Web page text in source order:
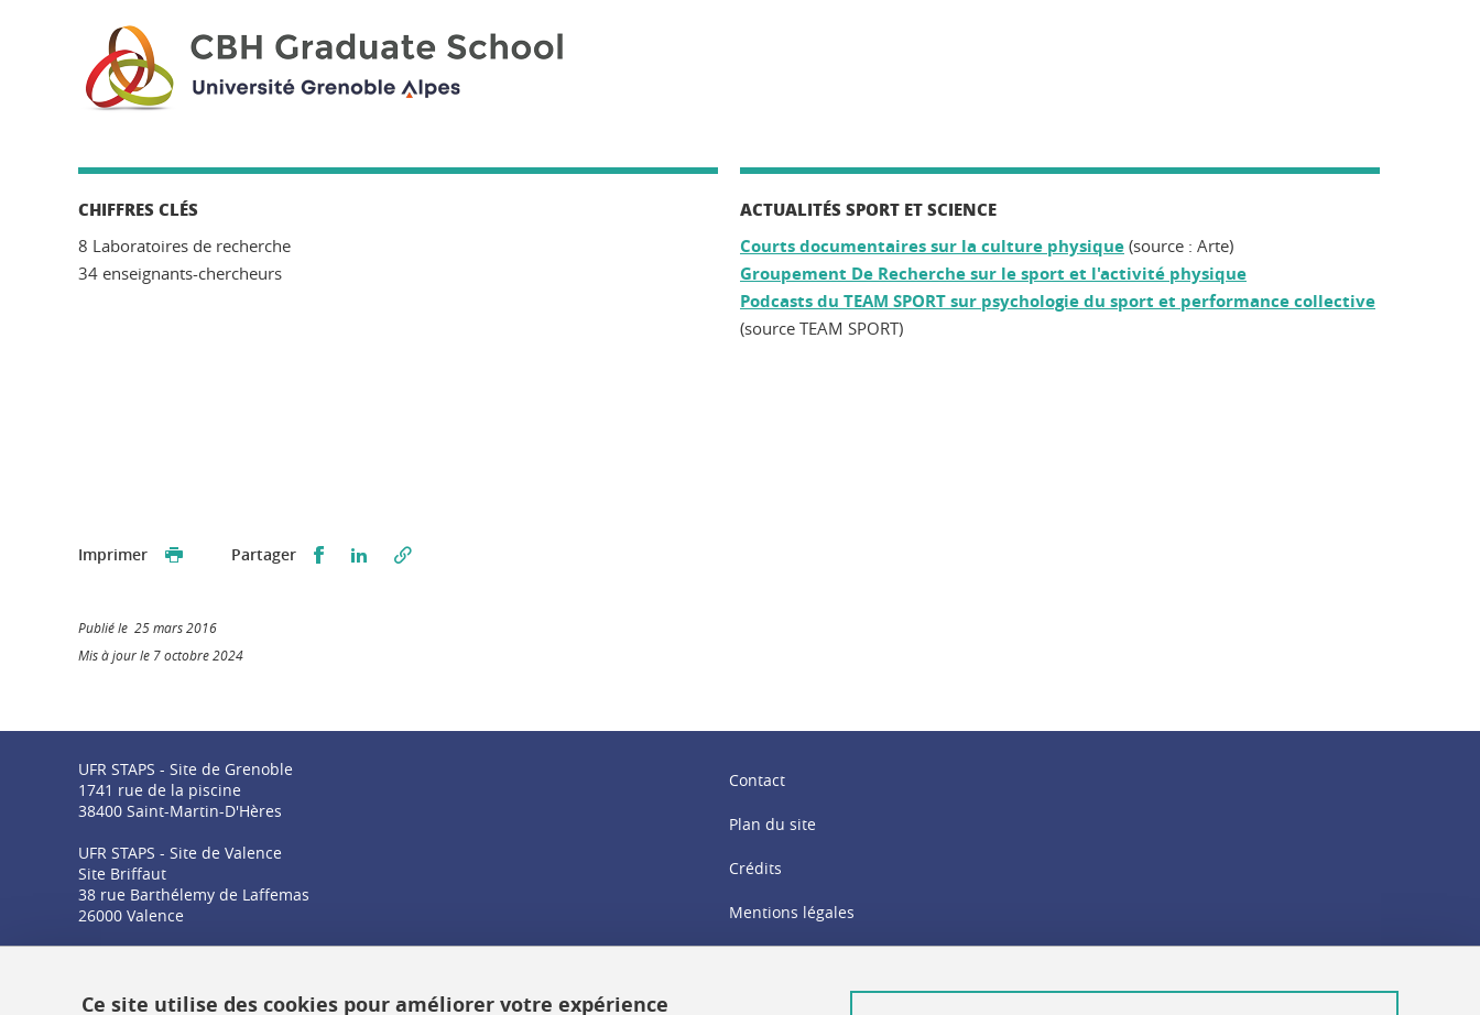
CHIFFRES CLÉS
8 Laboratoires de recherche
34 enseignants-chercheurs
ACTUALITÉS SPORT ET SCIENCE
Courts documentaires sur la culture physique (source : Arte)
Groupement De Recherche sur le sport et l'activité physique
Podcasts du TEAM SPORT sur psychologie du sport et performance collective
(source TEAM SPORT)
Imprimer Partager Partager sur Facebook
Partager sur LinkedIn
Publié le 25 mars 2016
Mis à jour le 7 octobre 2024
UFR STAPS - Site de Grenoble
1741 rue de la piscine
38400 Saint-Martin-D'Hères
UFR STAPS - Site de Valence
Site Briffaut
38 rue Barthélemy de Laffemas
26000 Valence
Contact
Plan du site
Crédits
Mentions légales
Gestion des cookies
Ce site utilise des cookies pour améliorer votre expérience